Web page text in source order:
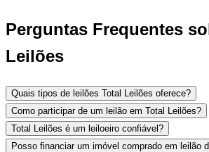
Perguntas Frequentes
Leilões
Quais tipos de leilões Total Leilões oferece?
Como participar de um leilão em Total Leilões?
Total Leilões é um leiloeiro confiável?
Posso financiar um imóvel comprado em leilão